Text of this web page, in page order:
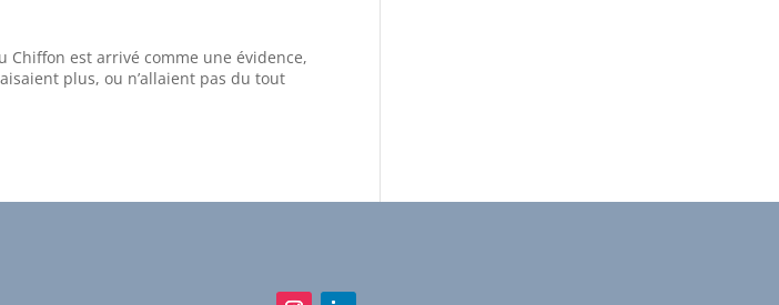
Chiffon est arrivé comme une évidence,
plus, ou n’allaient pas du tout